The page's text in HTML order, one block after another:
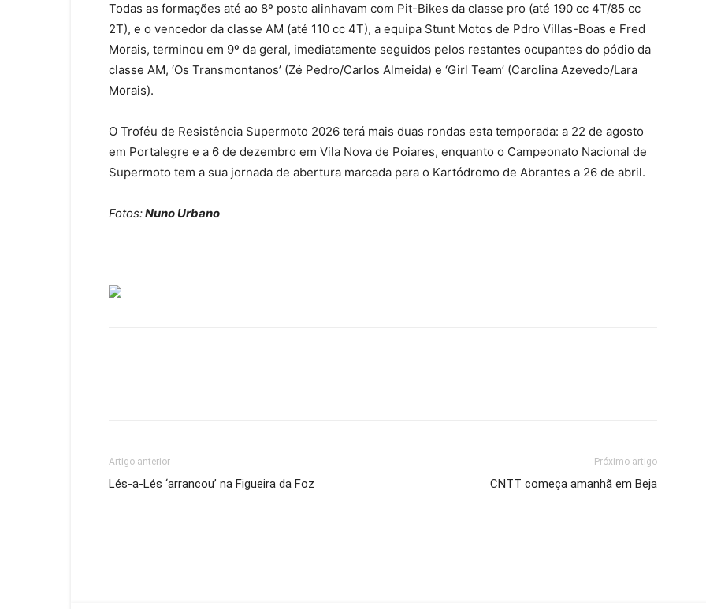
Todas as formações até ao 8º posto alinhavam com Pit-Bikes da classe pro (até 190 cc 4T/85 cc
2T), e o vencedor da classe AM (até 110 cc 4T), a equipa Stunt Motos de Pdro Villas-Boas e Fred
Morais, terminou em 9º da geral, imediatamente seguidos pelos restantes ocupantes do pódio da
classe AM, ‘Os Transmontanos’ (Zé Pedro/Carlos Almeida) e ‘Girl Team’ (Carolina Azevedo/Lara
Morais).
O Troféu de Resistência Supermoto 2026 terá mais duas rondas esta temporada: a 22 de agosto
em Portalegre e a 6 de dezembro em Vila Nova de Poiares, enquanto o Campeonato Nacional de
Supermoto tem a sua jornada de abertura marcada para o Kartódromo de Abrantes a 26 de abril.
Fotos:Nuno Urbano
Artigo anterior
Lés-a-Lés ‘arrancou’ na Figueira da Foz
Próximo artigo
CNTT começa amanhã em Beja